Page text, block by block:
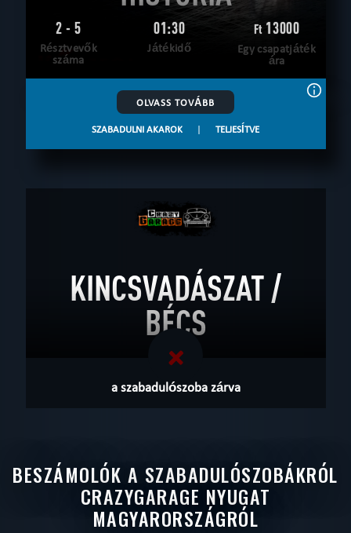
2 - 5
Résztvevők
száma
01:30
Játékidő
Ft13000
Egy csapatjáték
ára
OLVASS TOVÁBB
SZABADULNI AKAROK | TELJESÍTVE
KINCSVADÁSZAT /
BÉCS
a szabadulószoba zárva
BESZÁMOLÓK A SZABADULÓSZOBÁKRÓL
CRAZYGARAGE NYUGAT
MAGYARORSZÁGRÓL